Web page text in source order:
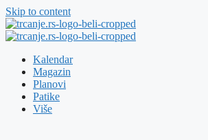
Skip to content
Kalendar
Magazin
Planovi
Patike
Više